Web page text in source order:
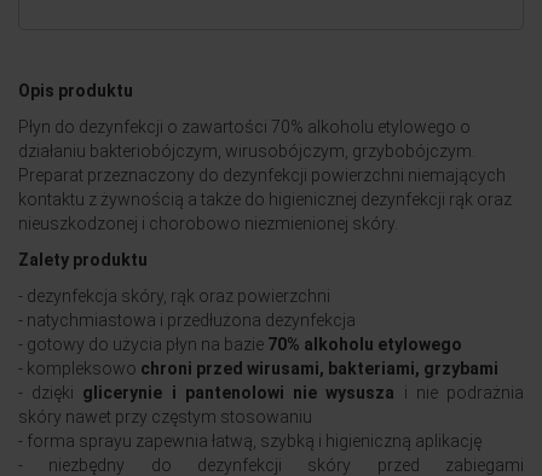
Opis produktu
Płyn do dezynfekcji o zawartości 70% alkoholu etylowego o
działaniu bakteriobójczym, wirusobójczym, grzybobójczym.
Preparat przeznaczony do dezynfekcji powierzchni niemających
kontaktu z żywnością a także do higienicznej dezynfekcji rąk oraz
nieuszkodzonej i chorobowo niezmienionej skóry.
Zalety produktu
- dezynfekcja skóry, rąk oraz powierzchni
- natychmiastowa i przedłużona dezynfekcja
- gotowy do użycia płyn na bazie 70% alkoholu etylowego
- kompleksowo chroni przed wirusami, bakteriami, grzybami
- dzięki glicerynie i pantenolowi nie wysusza i nie podrażnia
skóry nawet przy częstym stosowaniu
- forma sprayu zapewnia łatwą, szybką i higieniczną aplikację
- niezbędny do dezynfekcji skóry przed zabiegami